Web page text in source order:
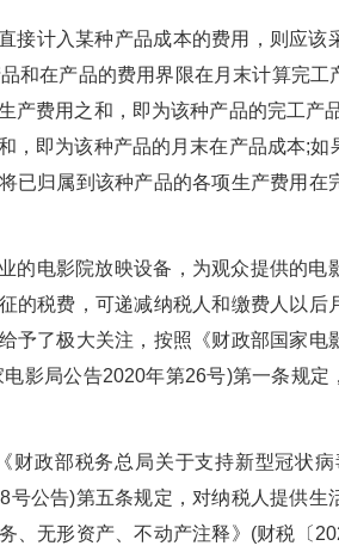
接计入某种产品成本的费用，则应
和在产品的费用界限在月末计算完
产费用之和，即为该种产品的完工产
，即为该种产品的月末在产品成本;
已归属到该种产品的各项生产费用
的电影院放映设备，为观众提供的
的税费，可递减纳税人和缴费人以
予了极大关注，按照《财政部国家
影局公告2020年第26号)第一条规
财政部税务总局关于支持新型冠状
号公告)第五条规定，对纳税人提供
、无形资产、不动产注释》(财税〔